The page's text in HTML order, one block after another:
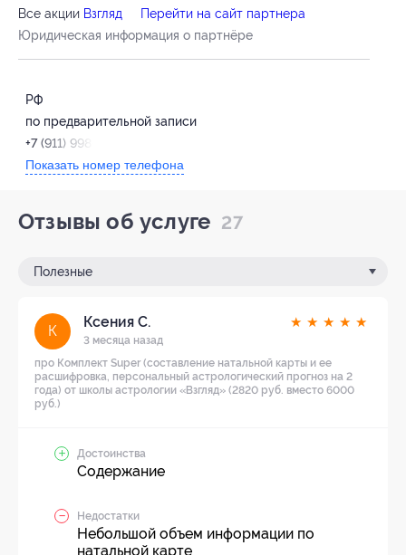
Все акции Взгляд
Перейти на сайт партнера
Юридическая информация о партнёре
РФ
по предварительной записи
+7 (911) 998-49-81
Показать номер телефона
Отзывы об услуге 27
Полезные
К
Ксения С.
3 месяца назад
★ ★ ★ ★ ★
про Комплект Super (составление натальной карты и ее
расшифровка, персональный астрологический прогноз на 2
года) от школы астрологии «Взгляд» (2820 руб. вместо 6000
руб.)
Достоинства
Содержание
Недостатки
Небольшой объем информации по
натальной карте